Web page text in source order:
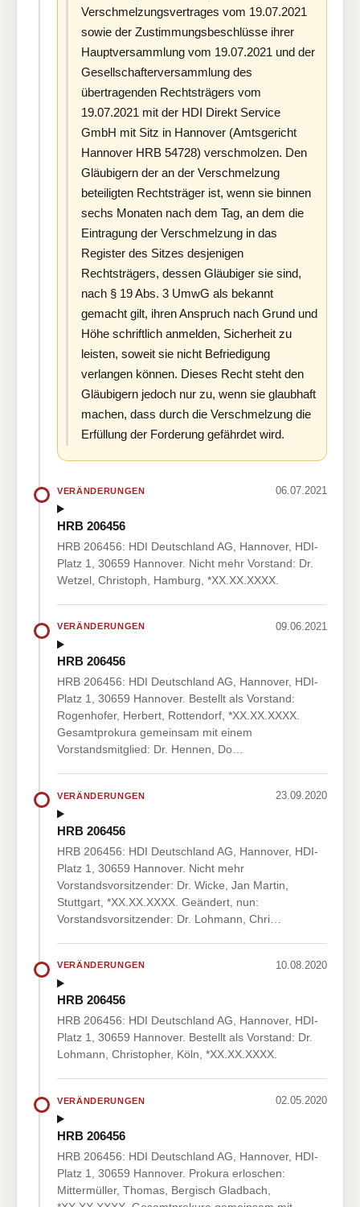
Verschmelzungsvertrages vom 19.07.2021
sowie der Zustimmungsbeschlüsse ihrer
Hauptversammlung vom 19.07.2021 und der
Gesellschafterversammlung des
übertragenden Rechtsträgers vom
19.07.2021 mit der HDI Direkt Service
GmbH mit Sitz in Hannover (Amtsgericht
Hannover HRB 54728) verschmolzen. Den
Gläubigern der an der Verschmelzung
beteiligten Rechtsträger ist, wenn sie binnen
sechs Monaten nach dem Tag, an dem die
Eintragung der Verschmelzung in das
Register des Sitzes desjenigen
Rechtsträgers, dessen Gläubiger sie sind,
nach § 19 Abs. 3 UmwG als bekannt
gemacht gilt, ihren Anspruch nach Grund und
Höhe schriftlich anmelden, Sicherheit zu
leisten, soweit sie nicht Befriedigung
verlangen können. Dieses Recht steht den
Gläubigern jedoch nur zu, wenn sie glaubhaft
machen, dass durch die Verschmelzung die
Erfüllung der Forderung gefährdet wird.
VERÄNDERUNGEN 06.07.2021
HRB 206456
HRB 206456: HDI Deutschland AG, Hannover, HDI-
Platz 1, 30659 Hannover. Nicht mehr Vorstand: Dr.
Wetzel, Christoph, Hamburg, *XX.XX.XXXX.
VERÄNDERUNGEN 09.06.2021
HRB 206456
HRB 206456: HDI Deutschland AG, Hannover, HDI-
Platz 1, 30659 Hannover. Bestellt als Vorstand:
Rogenhofer, Herbert, Rottendorf, *XX.XX.XXXX.
Gesamtprokura gemeinsam mit einem
Vorstandsmitglied: Dr. Hennen, Do…
VERÄNDERUNGEN 23.09.2020
HRB 206456
HRB 206456: HDI Deutschland AG, Hannover, HDI-
Platz 1, 30659 Hannover. Nicht mehr
Vorstandsvorsitzender: Dr. Wicke, Jan Martin,
Stuttgart, *XX.XX.XXXX. Geändert, nun:
Vorstandsvorsitzender: Dr. Lohmann, Chri…
VERÄNDERUNGEN 10.08.2020
HRB 206456
HRB 206456: HDI Deutschland AG, Hannover, HDI-
Platz 1, 30659 Hannover. Bestellt als Vorstand: Dr.
Lohmann, Christopher, Köln, *XX.XX.XXXX.
VERÄNDERUNGEN 02.05.2020
HRB 206456
HRB 206456: HDI Deutschland AG, Hannover, HDI-
Platz 1, 30659 Hannover. Prokura erloschen:
Mittermüller, Thomas, Bergisch Gladbach,